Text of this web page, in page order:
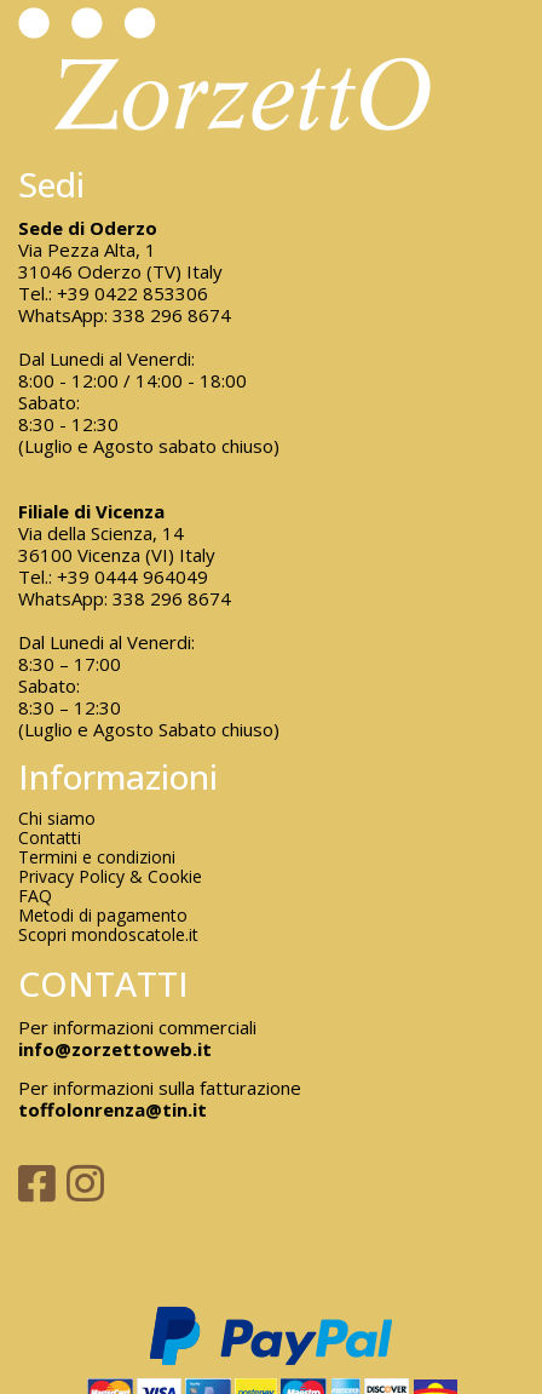
Sedi
Sede di Oderzo
Via Pezza Alta, 1
31046 Oderzo (TV) Italy
Tel.: +39 0422 853306
WhatsApp: 338 296 8674
Dal Lunedi al Venerdi:
8:00 - 12:00 / 14:00 - 18:00
Sabato:
8:30 - 12:30
(Luglio e Agosto sabato chiuso)
Filiale di Vicenza
Via della Scienza, 14
36100 Vicenza (VI) Italy
Tel.: +39 0444 964049
WhatsApp: 338 296 8674
Dal Lunedi al Venerdi:
8:30 – 17:00
Sabato:
8:30 – 12:30
(Luglio e Agosto Sabato chiuso)
Informazioni
Chi siamo
Contatti
Termini e condizioni
Privacy Policy & Cookie
FAQ
Metodi di pagamento
Scopri mondoscatole.it
CONTATTI
Per informazioni commerciali
info@zorzettoweb.it
Per informazioni sulla fatturazione
toffolonrenza@tin.it